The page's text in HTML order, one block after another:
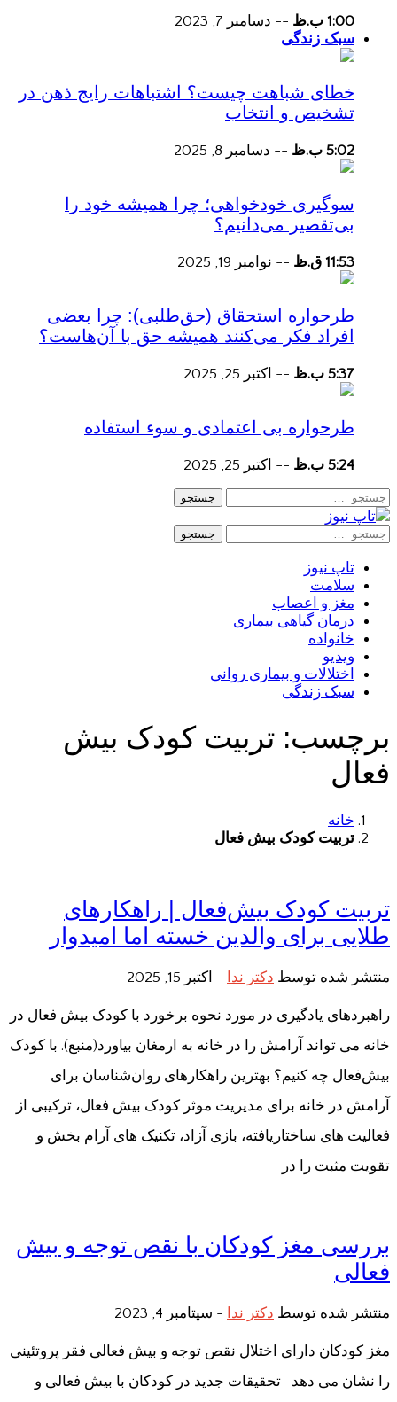
1:00 ب.ظ -- دسامبر 7, 2023
سبک زندگی
خطای شباهت چیست؟ اشتباهات رایج ذهن در
تشخیص و انتخاب
5:02 ب.ظ -- دسامبر 8, 2025
سوگیری خودخواهی؛ چرا همیشه خود را
بی‌تقصیر می‌دانیم؟
11:53 ق.ظ -- نوامبر 19, 2025
طرحواره استحقاق (حق‌طلبی): چرا بعضی
افراد فکر می‌کنند همیشه حق با آن‌هاست؟
5:37 ب.ظ -- اکتبر 25, 2025
طرحواره بی اعتمادی و سوء استفاده
5:24 ب.ظ -- اکتبر 25, 2025
جستجو
جستجو
تاپ نیوز
سلامت
مغز و اعصاب
درمان گیاهی بیماری
خانواده
ویدیو
اختلالات و بیماری روانی
سبک زندگی
برچسب: تربیت کودک بیش
فعال
خانه
تربیت کودک بیش فعال
تربیت کودک بیش‌فعال | راهکارهای
طلایی برای والدین خسته اما امیدوار
منتشر شده توسط دکتر ندا - اکتبر 15, 2025
راهبردهای یادگیری در مورد نحوه برخورد با کودک بیش فعال در
خانه می تواند آرامش را در خانه به ارمغان بیاورد(منبع). با کودک
بیش‌فعال چه کنیم؟ بهترین راهکارهای روان‌شناسان برای
آرامش در خانه برای مدیریت موثر کودک بیش فعال، ترکیبی از
فعالیت های ساختاریافته، بازی آزاد، تکنیک های آرام بخش و
تقویت مثبت را در
بررسی مغز کودکان با نقص توجه و بیش
فعالی
منتشر شده توسط دکتر ندا - سپتامبر 4, 2023
مغز کودکان دارای اختلال نقص توجه و بیش فعالی فقر پروتئینی
را نشان می دهد تحقیقات جدید در کودکان با بیش فعالی و